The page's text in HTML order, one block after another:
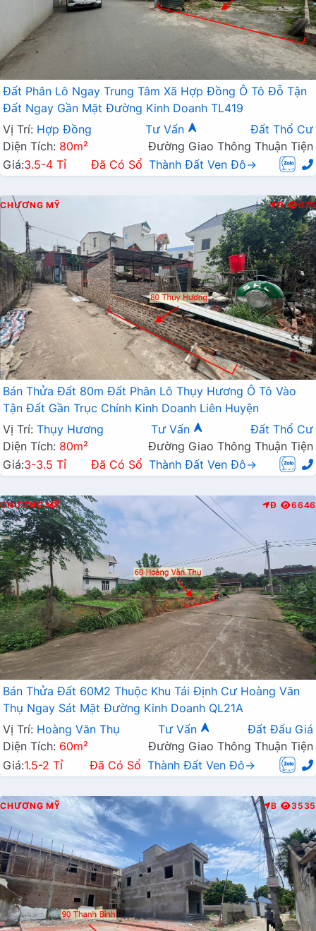
Đất Phân Lô Ngay Trung Tâm Xã Hợp Đồng Ô Tô Đỗ Tận
Đất Ngay Gần Mặt Đường Kinh Doanh TL419
Vị Trí: Hợp Đồng Tư Vấn
Đất Thổ Cư
Diện Tích: 80m²
Đường Giao Thông Thuận Tiện
Giá:3.5-4 Tỉ Đã Có Sổ Thành Đất Ven Đô→
CHƯƠNG MỸ Đ 675
Bán Thửa Đất 80m Đất Phân Lô Thụy Hương Ô Tô Vào
Tận Đất Gần Trục Chính Kinh Doanh Liên Huyện
Vị Trí: Thụy Hương Tư Vấn
Đất Thổ Cư
Diện Tích: 80m²
Đường Giao Thông Thuận Tiện
Giá:3-3.5 Tỉ Đã Có Sổ Thành Đất Ven Đô→
CHƯƠNG MỸ Đ 6646
Bán Thửa Đất 60M2 Thuộc Khu Tái Định Cư Hoàng Văn
Thụ Ngay Sát Mặt Đường Kinh Doanh QL21A
Vị Trí: Hoàng Văn Thụ Tư Vấn
Đất Đấu Giá
Diện Tích: 60m²
Đường Giao Thông Thuận Tiện
Giá:1.5-2 Tỉ Đã Có Sổ Thành Đất Ven Đô→
CHƯƠNG MỸ B 3535